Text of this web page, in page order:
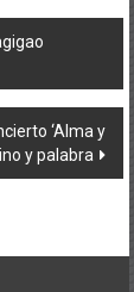
‘Alma y
y palabra